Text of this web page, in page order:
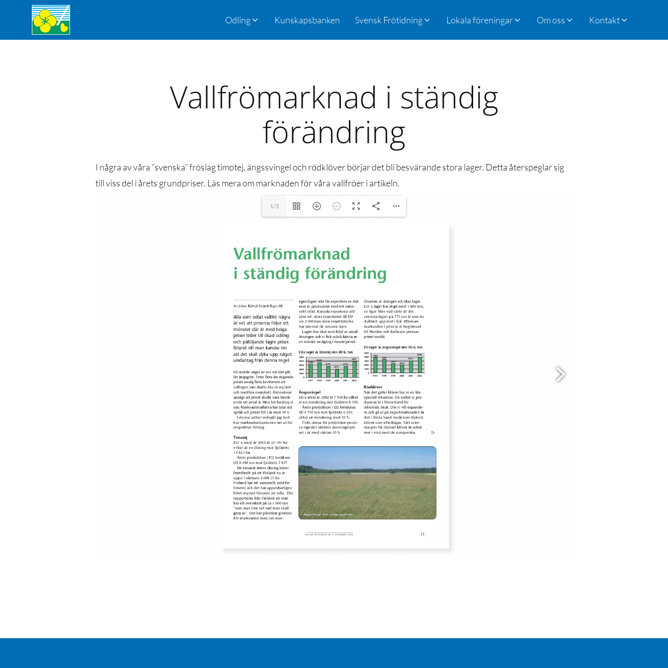
Odling Kunskapsbanken Svensk Frötidning Lokala föreningar Om oss Kontakt
Vallfrömarknad i ständig
förändring
I några av våra ”svenska” fröslag timotej, ängssvingel och rödklöver börjar det bli besvärande stora lager. Detta återspeglar sig
till viss del i årets grundpriser. Läs mera om marknaden för våra vallfröer i artikeln.
1/3